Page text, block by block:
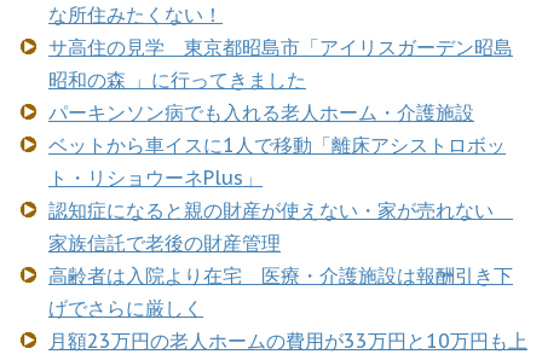
な所住みたくない！
サ高住の見学 東京都昭島市「アイリスガーデン昭島
昭和の森 」に行ってきました
パーキンソン病でも入れる老人ホーム・介護施設
ベットから車イスに1人で移動「離床アシストロボッ
ト・リショウーネPlus」
認知症になると親の財産が使えない・家が売れない
家族信託で老後の財産管理
高齢者は入院より在宅 医療・介護施設は報酬引き下
げでさらに厳しく
月額23万円の老人ホームの費用が33万円と10万円も上